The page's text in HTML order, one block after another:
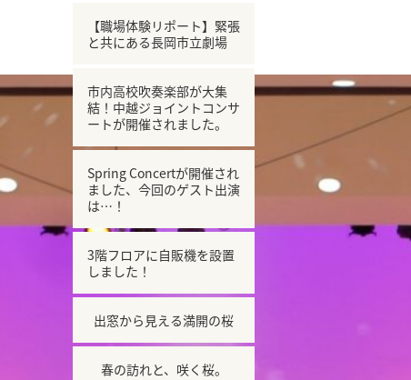
【職場体験リポート】緊張
と共にある長岡市立劇場
市内高校吹奏楽部が大集
結！中越ジョイントコンサ
ートが開催されました。
Spring Concertが開催され
ました、今回のゲスト出演
は…！
3階フロアに自販機を設置
しました！
出窓から見える満開の桜
春の訪れと、咲く桜。